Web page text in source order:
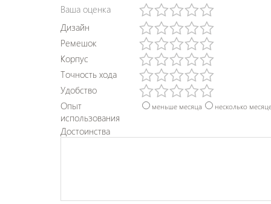
Ваша оценка
Дизайн
Ремешок
Корпус
Точность хода
Удобство
Опыт
использования
меньше месяца несколько
Достоинства